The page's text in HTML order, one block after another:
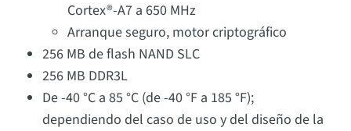
Cortex®-A7 a 650 MHz
Arranque seguro, motor criptográfico
256 MB de flash NAND SLC
256 MB DDR3L
De -40 °C a 85 °C (de -40 °F a 185 °F);
dependiendo del caso de uso y del diseño de la